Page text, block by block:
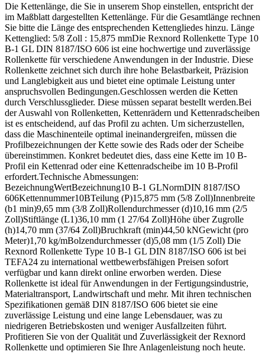
Die Kettenlänge, die Sie in unserem Shop einstellen, entspricht der
im Maßblatt dargestellten Kettenlänge. Für die Gesamtlänge rechnen
Sie bitte die Länge des entsprechenden Kettengliedes hinzu. Länge
Kettenglied: 5/8 Zoll : 15,875 mmDie Rexnord Rollenkette Type 10
B-1 GL DIN 8187/ISO 606 ist eine hochwertige und zuverlässige
Rollenkette für verschiedene Anwendungen in der Industrie. Diese
Rollenkette zeichnet sich durch ihre hohe Belastbarkeit, Präzision
und Langlebigkeit aus und bietet eine optimale Leistung unter
anspruchsvollen Bedingungen.Geschlossen werden die Ketten
durch Verschlussglieder. Diese müssen separat bestellt werden.Bei
der Auswahl von Rollenketten, Kettenrädern und Kettenradscheiben
ist es entscheidend, auf das Profil zu achten. Um sicherzustellen,
dass die Maschinenteile optimal ineinandergreifen, müssen die
Profilbezeichnungen der Kette sowie des Rads oder der Scheibe
übereinstimmen. Konkret bedeutet dies, dass eine Kette im 10 B-
Profil ein Kettenrad oder eine Kettenradscheibe im 10 B-Profil
erfordert.Technische Abmessungen:
BezeichnungWertBezeichnung10 B-1 GLNormDIN 8187/ISO
606Kettennummer10BTeilung (P)15,875 mm (5/8 Zoll)Innenbreite
(b1 min)9,65 mm (3/8 Zoll)Rollendurchmesser (d)10,16 mm (2/5
Zoll)Stiftlänge (L1)36,10 mm (1 27/64 Zoll)Höhe über Zugrolle
(h)14,70 mm (37/64 Zoll)Bruchkraft (min)44,50 kNGewicht (pro
Meter)1,70 kg/mBolzendurchmesser (d)5,08 mm (1/5 Zoll) Die
Rexnord Rollenkette Type 10 B-1 GL DIN 8187/ISO 606 ist bei
TEFA24 zu international wettbewerbsfähigen Preisen sofort
verfügbar und kann direkt online erworben werden. Diese
Rollenkette ist ideal für Anwendungen in der Fertigungsindustrie,
Materialtransport, Landwirtschaft und mehr. Mit ihren technischen
Spezifikationen gemäß DIN 8187/ISO 606 bietet sie eine
zuverlässige Leistung und eine lange Lebensdauer, was zu
niedrigeren Betriebskosten und weniger Ausfallzeiten führt.
Profitieren Sie von der Qualität und Zuverlässigkeit der Rexnord
Rollenkette und optimieren Sie Ihre Anlagenleistung noch heute.